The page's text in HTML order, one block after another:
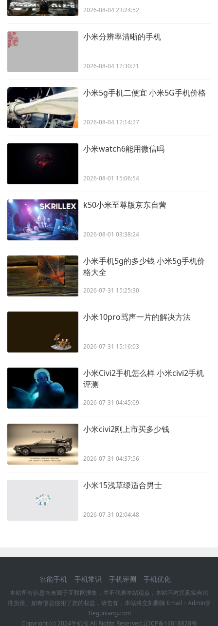
2026-08-04 23:24:52
小米分辨率清晰的手机
2026-08-04 12:30:21
小米5g手机二便宜 小米5G手机价格
2026-08-04 12:14:27
小米watch6能用微信吗
2026-08-01 15:06:54
k50小米至尊版京东自营
2026-08-01 03:38:24
小米手机5g的多少钱 小米5g手机价
格大全
2026-07-31 15:25:30
小米10pro骂声一片的解决方法
2026-07-31 15:16:03
小米Civi2手机怎么样 小米civi2手机
评测
2026-07-31 04:45:09
小米civi2刚上市买多少钱
2026-07-31 04:37:56
小米15浅草绿适合男士
2026-07-31 02:04:48
智能手机 手机常识 手机评测 手机优化
本站所有信息均来源于互联网搜集，并不代表本站观点，本站不对其真实合法
性负责。如有信息侵犯了您的权益，请告知，本站将立刻删除 Email：Admin@
Tieguniang.com
Copyright (c) 2024手机控 All Rights Reserved.辽ICP备16018828号